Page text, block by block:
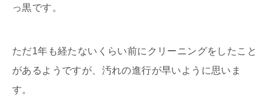
っ黒です。
ただ1年も経たないくらい前にクリーニングをしたこと
があるようですが、汚れの進行が早いように思いま
す。